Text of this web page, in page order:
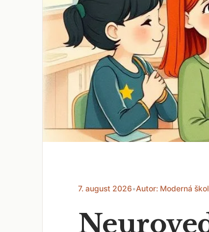
7. august 2026•Autor: Moderná